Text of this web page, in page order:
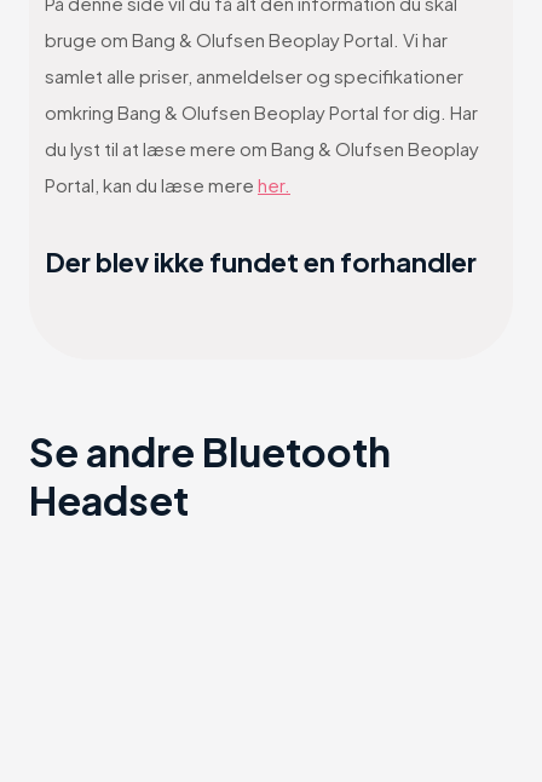
bruge om Bang & Olufsen Beoplay Portal. Vi har
samlet alle priser, anmeldelser og specifikationer
omkring Bang & Olufsen Beoplay Portal for dig. Har
du lyst til at læse mere om Bang & Olufsen Beoplay
Portal, kan du læse mere her.
Der blev ikke fundet en forhandler
Se andre Bluetooth
Headset